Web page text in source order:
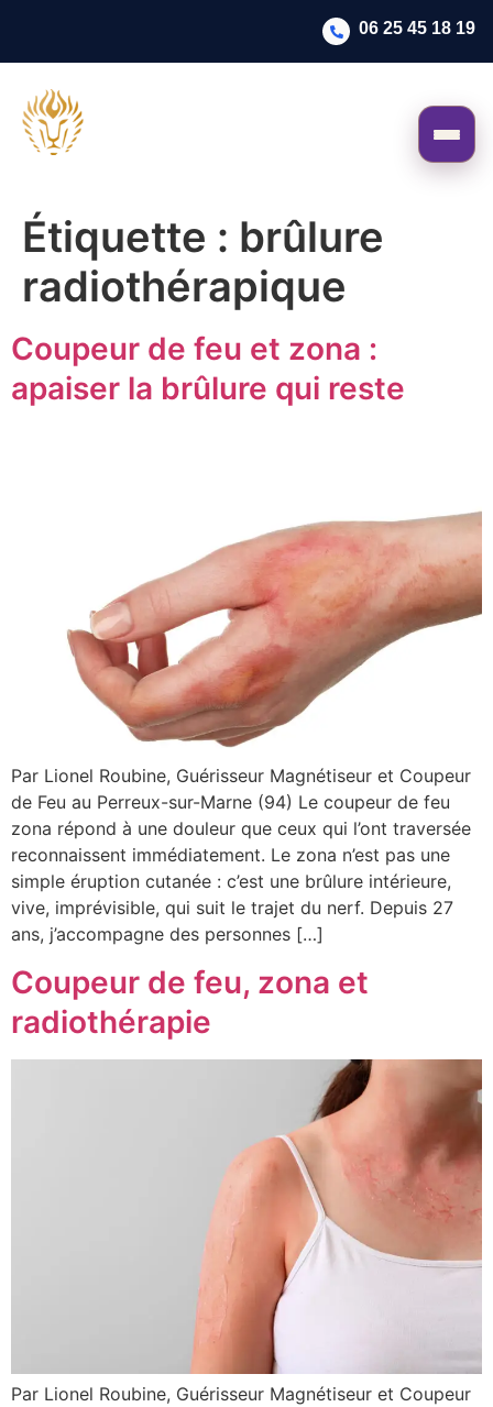
06 25 45 18 19
Étiquette : brûlure
radiothérapique
Coupeur de feu et zona :
apaiser la brûlure qui reste
Par Lionel Roubine, Guérisseur Magnétiseur et Coupeur
de Feu au Perreux-sur-Marne (94) Le coupeur de feu
zona répond à une douleur que ceux qui l’ont traversée
reconnaissent immédiatement. Le zona n’est pas une
simple éruption cutanée : c’est une brûlure intérieure,
vive, imprévisible, qui suit le trajet du nerf. Depuis 27
ans, j’accompagne des personnes […]
Coupeur de feu, zona et
radiothérapie
Par Lionel Roubine, Guérisseur Magnétiseur et Coupeur